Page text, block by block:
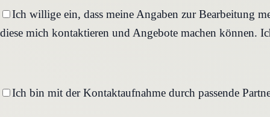
Ich willige ein, dass meine Angaben zur Bearbeitung
diese mich kontaktieren und Angebote machen können.
Ich bin mit der Kontaktaufnahme durch passende